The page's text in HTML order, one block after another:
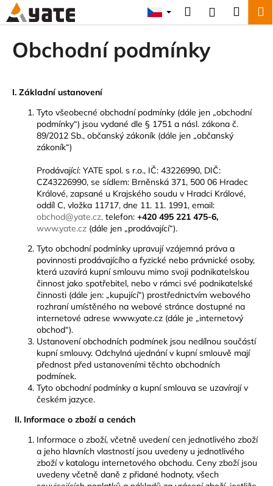
Přejít
na
obsah
HledatPřihlášení
Obchodní podmínky
I. Základní ustanovení
Tyto všeobecné obchodní podmínky (dále jen „obchodní
podmínky“) jsou vydané dle § 1751 a násl. zákona č.
89/2012 Sb., občanský zákoník (dále jen „občanský
zákoník“)
Prodávající: YATE spol. s r.o., IČ: 43226990, DIČ:
CZ43226990, se sídlem: Brněnská 371, 500 06 Hradec
Králové, zapsané u Krajského soudu v Hradci Králové,
oddíl C, vložka 11717, dne 11. 11. 1991, email:
obchod@yate.cz, telefon: +420 495 221 475-6,
www.yate.cz (dále jen „prodávající“).
Tyto obchodní podmínky upravují vzájemná práva a
povinnosti prodávajícího a fyzické nebo právnické osoby,
která uzavírá kupní smlouvu mimo svoji podnikatelskou
činnost jako spotřebitel, nebo v rámci své podnikatelské
činnosti (dále jen: „kupující“) prostřednictvím webového
rozhraní umístěného na webové stránce dostupné na
internetové adrese www.yate.cz (dále je „internetový
obchod“).
Ustanovení obchodních podmínek jsou nedílnou součástí
kupní smlouvy. Odchylná ujednání v kupní smlouvě mají
přednost před ustanoveními těchto obchodních
podmínek.
Tyto obchodní podmínky a kupní smlouva se uzavírají v
českém jazyce.
II. Informace o zboží a cenách
Informace o zboží, včetně uvedení cen jednotlivého zboží
a jeho hlavních vlastností jsou uvedeny u jednotlivého
zboží v katalogu internetového obchodu. Ceny zboží jsou
uvedeny včetně daně z přidané hodnoty, všech
o
p
HLEDAT